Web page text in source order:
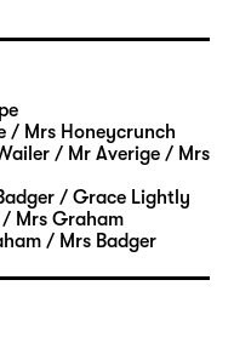
/ Mrs Honeycrunch
/ Mr Averige / Mrs
/ Grace Lightly
Mrs Graham
/ Mrs Badger